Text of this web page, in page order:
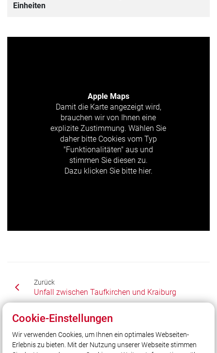
Einheiten
Apple Maps
Damit die Karte angezeigt wird,
brauchen wir von Ihnen eine
explizite Zustimmung. Wählen Sie
daher bitte Cookies vom Typ
"Funktionalitäten" aus und
stimmen Sie diesen zu.
Dazu klicken Sie bitte hier.
Zurück
Unfall zwischen Taufkirchen und Kraiburg
Unser Leitsatz
Cookie-Einstellungen
Wir verwenden Cookies, um Ihnen ein optimales Webseiten-
Erlebnis zu bieten. Mit der Nutzung unserer Webseite stimmen